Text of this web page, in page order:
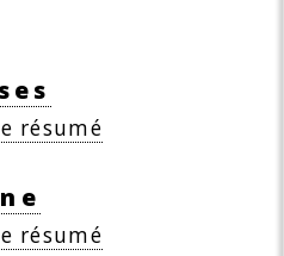
résumé
résumé